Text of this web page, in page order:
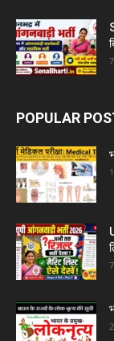
POPULAR